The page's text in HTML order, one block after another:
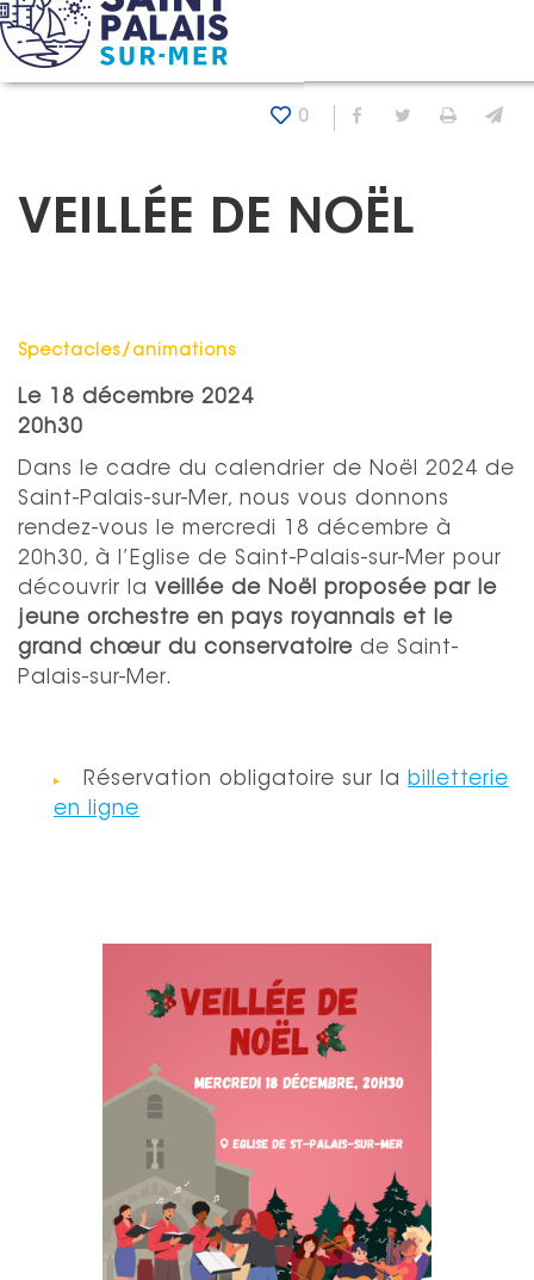
Panneau de gestion des cookies
Accueil Agenda
0 Partager sur
Partager
VEILLÉE DE NOËL
Catégorie : "
Spectacles/animations
Le
18 décembre 2024
20h30
Dans le cadre du calendrier de Noël 2024 de
Saint-Palais-sur-Mer, nous vous donnons
rendez-vous le mercredi 18 décembre à
20h30, à l’Eglise de Saint-Palais-sur-Mer pour
découvrir la veillée de Noël proposée par le
jeune orchestre en pays royannais et le
grand chœur du conservatoire de Saint-
Palais-sur-Mer.
Réservation obligatoire sur la billetterie
en ligne